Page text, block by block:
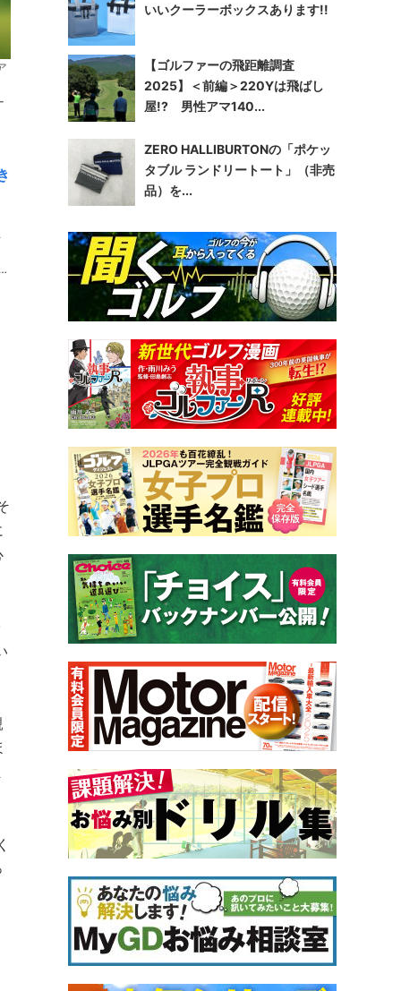
いいクーラーボックスあります!!
【ゴルファーの飛距離調査
2025】＜前編＞220Yは飛ばし
屋!? 男性アマ140...
ZERO HALLIBURTONの「ポケッ
タブル ランドリートート」（非売
品）を...